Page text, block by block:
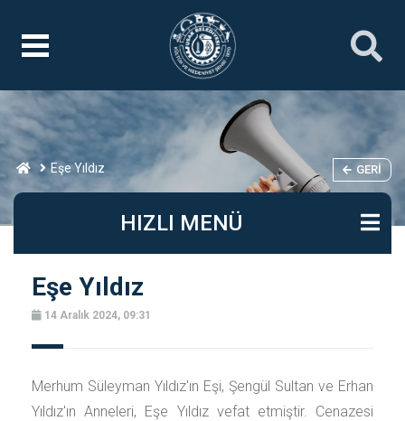
Eşe Yıldız GERI
HIZLI MENÜ
Eşe Yıldız
14 Aralık 2024, 09:31
Merhum Süleyman Yıldız'ın Eşi, Şengül Sultan ve Erhan
Yıldız'ın Anneleri, Eşe Yıldız vefat etmiştir. Cenazesi